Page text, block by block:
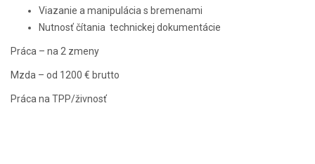
Viazanie a manipulácia s bremenami
Nutnosť čítania technickej dokumentácie
Práca – na 2 zmeny
Mzda – od 1200 € brutto
Práca na TPP/živnosť